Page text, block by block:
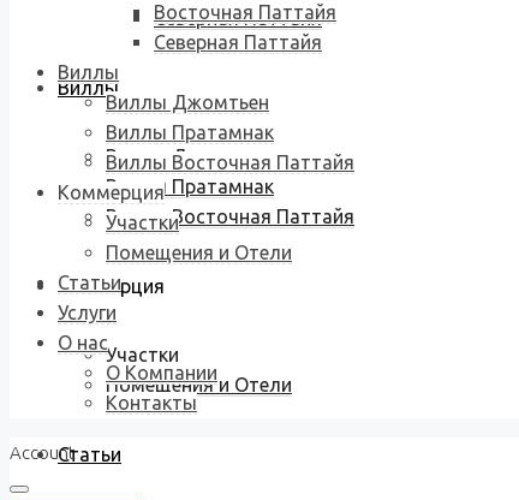
Северная Паттайя
Виллы
Виллы Джомтьен
Виллы Пратамнак
Виллы Восточная Паттайя
Коммерция
Участки
Помещения и Отели
Статьи
Восточная Паттайя
Северная Паттайя
Виллы
Виллы Джомтьен
Виллы Пратамнак
Виллы Восточная Паттайя
Коммерция
Участки
Помещения и Отели
Статьи
Услуги
О нас
О Компании
Контакты
Account